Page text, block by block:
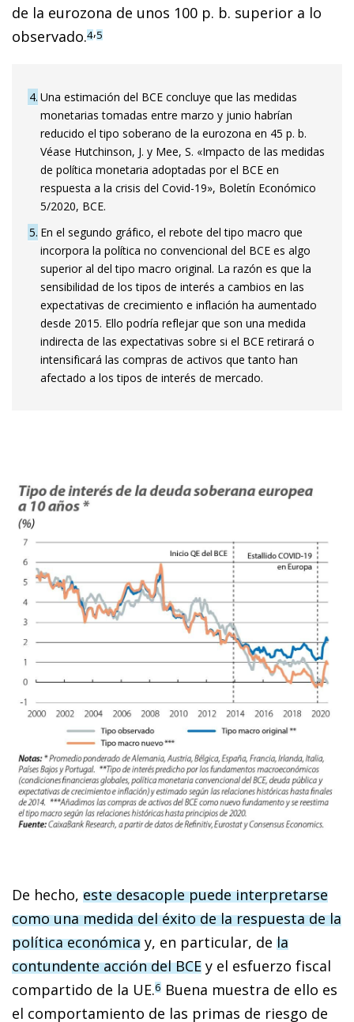
de la eurozona de unos 100 p. b. superior a lo
observado.4,5
4 Una estimación del BCE concluye que las medidas
monetarias tomadas entre marzo y junio habrían
reducido el tipo soberano de la eurozona en 45 p. b.
Véase Hutchinson, J. y Mee, S. «Impacto de las medidas
de política monetaria adoptadas por el BCE en
respuesta a la crisis del Covid-19», Boletín Económico
5/2020, BCE.
5 En el segundo gráfico, el rebote del tipo macro que
incorpora la política no convencional del BCE es algo
superior al del tipo macro original. La razón es que la
sensibilidad de los tipos de interés a cambios en las
expectativas de crecimiento e inflación ha aumentado
desde 2015. Ello podría reflejar que son una medida
indirecta de las expectativas sobre si el BCE retirará o
intensificará las compras de activos que tanto han
afectado a los tipos de interés de mercado.
De hecho, este desacople puede interpretarse
como una medida del éxito de la respuesta de la
política económica y, en particular, de la
contundente acción del BCE y el esfuerzo fiscal
compartido de la UE.6 Buena muestra de ello es
el comportamiento de las primas de riesgo de